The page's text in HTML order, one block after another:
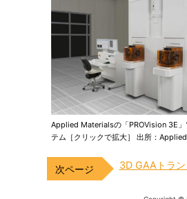
Applied Materialsの「PROVision 3E」
テム［クリックで拡大］ 出所：
3D GAAトラ